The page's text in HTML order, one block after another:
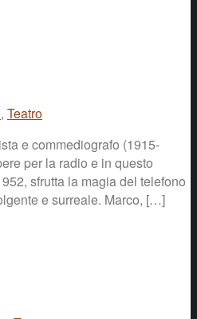
, Teatro
e commediografo (1915-
per la radio e in questo
sfrutta la magia del telefono
e surreale. Marco, […]